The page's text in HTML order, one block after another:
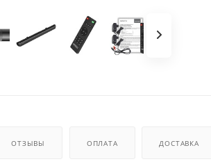
ОТЗЫВЫ ОПЛАТА ДОСТАВКА